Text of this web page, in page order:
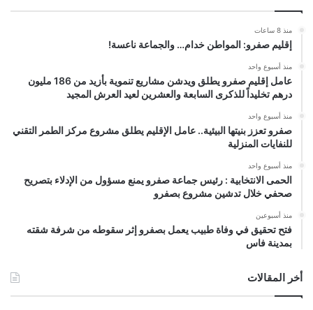
منذ 8 ساعات
إقليم صفرو: المواطن خدام… والجماعة ناعسة!
منذ أسبوع واحد
عامل إقليم صفرو يطلق ويدشن مشاريع تنموية بأزيد من 186 مليون
درهم تخليداً للذكرى السابعة والعشرين لعيد العرش المجيد
منذ أسبوع واحد
صفرو تعزز بنيتها البيئية.. عامل الإقليم يطلق مشروع مركز الطمر التقني
للنفايات المنزلية
منذ أسبوع واحد
الحمى الانتخابية : رئيس جماعة صفرو يمنع مسؤول من الإدلاء بتصريح
صحفي خلال تدشين مشروع بصفرو
منذ أسبوعين
فتح تحقيق في وفاة طبيب يعمل بصفرو إثر سقوطه من شرفة شقته
بمدينة فاس
أخر المقالات